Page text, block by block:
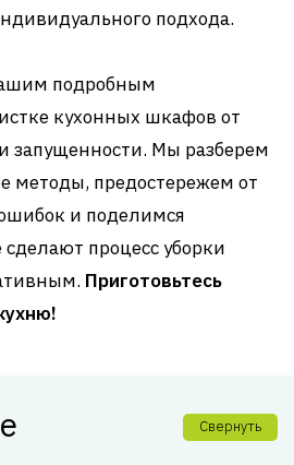
подхода.
подробным
кухонных шкафов от
запущенности. Мы разберем
методы, предостережем от
и поделимся
процесс уборки
Приготовьтесь
Свернуть